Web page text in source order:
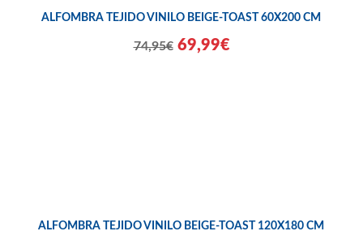
ALFOMBRA TEJIDO VINILO BEIGE-TOAST 60X200 CM
74,95€ 69,99€
ALFOMBRA TEJIDO VINILO BEIGE-TOAST 120X180 CM